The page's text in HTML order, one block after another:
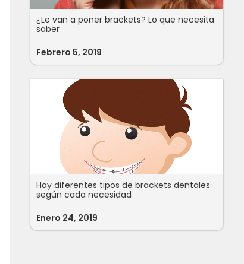
¿Le van a poner brackets? Lo que necesita
saber
Febrero 5, 2019
Hay diferentes tipos de brackets dentales
según cada necesidad
Enero 24, 2019